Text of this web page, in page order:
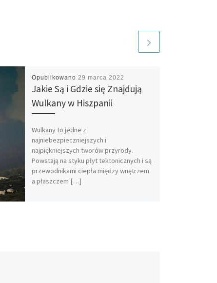
Opublikowano 29 marca 2022
Jakie Są i Gdzie się Znajdują
Wulkany w Hiszpanii
Wulkany to jedne z
najniebezpieczniejszych i
najpiękniejszych tworów przyrody.
Powstają na styku płyt tektonicznych i są
przewodnikami ciepła między wnętrzem
a płaszczem […]